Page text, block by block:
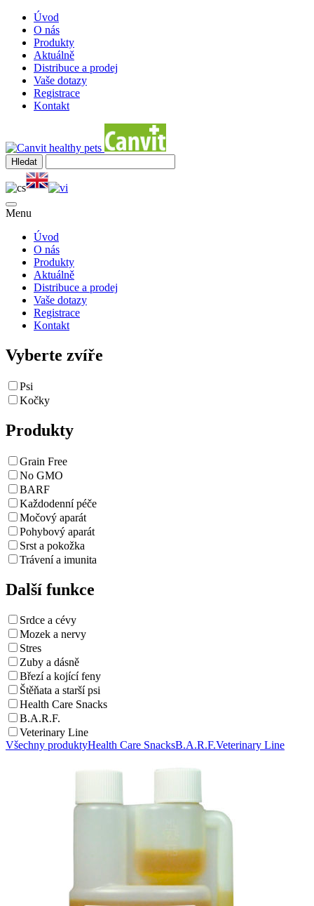
Úvod
O nás
Produkty
Aktuálně
Distribuce a prodej
Vaše dotazy
Registrace
Kontakt
Menu
Úvod
O nás
Produkty
Aktuálně
Distribuce a prodej
Vaše dotazy
Registrace
Kontakt
Vyberte zvíře
Psi
Kočky
Produkty
Grain Free
No GMO
BARF
Každodenní péče
Močový aparát
Pohybový aparát
Srst a pokožka
Trávení a imunita
Další funkce
Srdce a cévy
Mozek a nervy
Stres
Zuby a dásně
Březí a kojící feny
Štěňata a starší psi
Health Care Snacks
B.A.R.F.
Veterinary Line
Všechny produktyHealth Care SnacksB.A.R.F.Veterinary Line